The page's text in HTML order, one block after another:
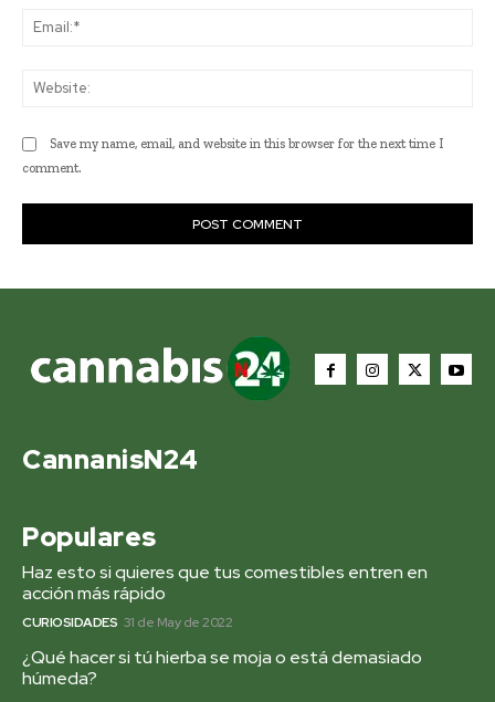
Save my name, email, and website in this browser for the next time I
comment.
CannanisN24
Populares
Haz esto si quieres que tus comestibles entren en
acción más rápido
CURIOSIDADES 31 de May de 2022
¿Qué hacer si tú hierba se moja o está demasiado
húmeda?